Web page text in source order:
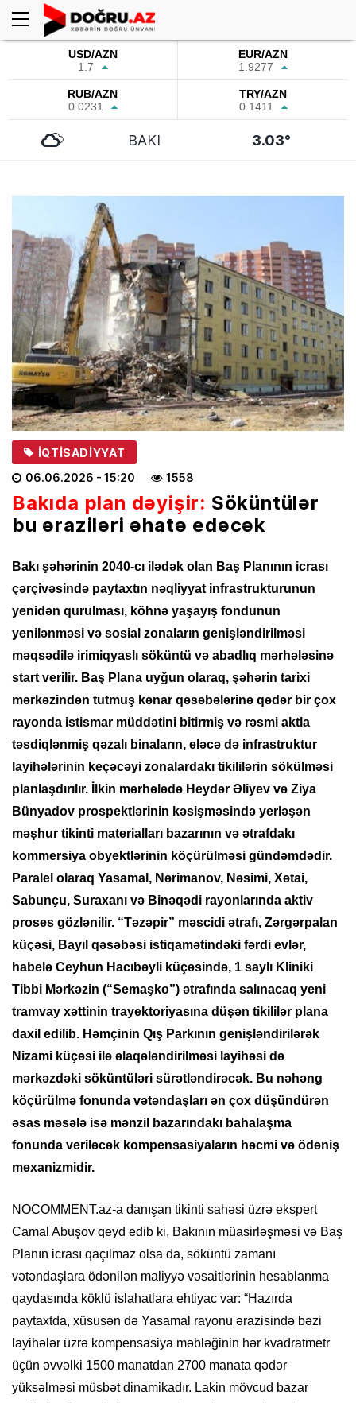
USD/AZN
1.7
EUR/AZN
1.9277
RUB/AZN
0.0231
TRY/AZN
0.1411
BAKI 3.03°
İQTISADIYYAT
06.06.2026 - 15:20 1558
Bakıda plan dəyişir: Söküntülər
bu əraziləri əhatə edəcək
Bakı şəhərinin 2040-cı ilədək olan Baş Planının icrası
çərçivəsində paytaxtın nəqliyyat infrastrukturunun
yenidən qurulması, köhnə yaşayış fondunun
yenilənməsi və sosial zonaların genişləndirilməsi
məqsədilə irimiqyaslı söküntü və abadlıq mərhələsinə
start verilir. Baş Plana uyğun olaraq, şəhərin tarixi
mərkəzindən tutmuş kənar qəsəbələrinə qədər bir çox
rayonda istismar müddətini bitirmiş və rəsmi aktla
təsdiqlənmiş qəzalı binaların, eləcə də infrastruktur
layihələrinin keçəcəyi zonalardakı tikililərin sökülməsi
planlaşdırılır. İlkin mərhələdə Heydər Əliyev və Ziya
Bünyadov prospektlərinin kəsişməsində yerləşən
məşhur tikinti materialları bazarının və ətrafdakı
kommersiya obyektlərinin köçürülməsi gündəmdədir.
Paralel olaraq Yasamal, Nərimanov, Nəsimi, Xətai,
Sabunçu, Suraxanı və Binəqədi rayonlarında aktiv
proses gözlənilir. “Təzəpir” məscidi ətrafı, Zərgərpalan
küçəsi, Bayıl qəsəbəsi istiqamətindəki fərdi evlər,
habelə Ceyhun Hacıbəyli küçəsində, 1 saylı Kliniki
Tibbi Mərkəzin (“Semaşko”) ətrafında salınacaq yeni
tramvay xəttinin trayektoriyasına düşən tikililər plana
daxil edilib. Həmçinin Qış Parkının genişləndirilərək
Nizami küçəsi ilə əlaqələndirilməsi layihəsi də
mərkəzdəki söküntüləri sürətləndirəcək. Bu nəhəng
köçürülmə fonunda vətəndaşları ən çox düşündürən
əsas məsələ isə mənzil bazarındakı bahalaşma
fonunda veriləcək kompensasiyaların həcmi və ödəniş
mexanizmidir.
NOCOMMENT.az-a danışan tikinti sahəsi üzrə ekspert
Camal Abuşov qeyd edib ki, Bakının müasirləşməsi və Baş
Planın icrası qaçılmaz olsa da, söküntü zamanı
vətəndaşlara ödənilən maliyyə vəsaitlərinin hesablanma
qaydasında köklü islahatlara ehtiyac var: “Hazırda
paytaxtda, xüsusən də Yasamal rayonu ərazisində bəzi
layihələr üzrə kompensasiya məbləğinin hər kvadratmetr
üçün əvvəlki 1500 manatdan 2700 manata qədər
yüksəlməsi müsbət dinamikadır. Lakin mövcud bazar